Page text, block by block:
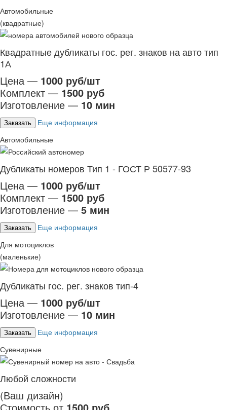
Автомобильные
(квадратные)
Квадратные дубликаты гос. рег. знаков на авто тип
1А
Цена — 1000 руб/шт
Комплект — 1500 руб
Изготовление — 10 мин
Заказать
Еще информация
Автомобильные
Дубликаты номеров Тип 1 - ГОСТ Р 50577-93
Цена — 1000 руб/шт
Комплект — 1500 руб
Изготовление — 5 мин
Заказать
Еще информация
Для мотоциклов
(маленькие)
Дубликаты гос. рег. знаков тип-4
Цена — 1000 руб/шт
Изготовление — 10 мин
Заказать
Еще информация
Сувенирные
Любой сложности
(Ваш дизайн)